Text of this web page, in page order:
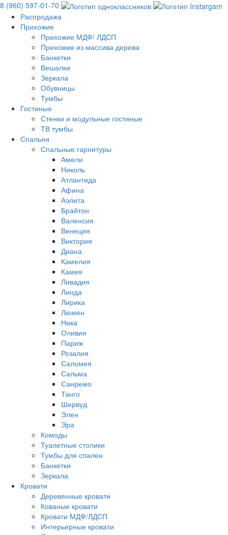
8 (960) 597-01-70
Распродажа
Прихожие
Прихожие МДФ/ ЛДСП
Прихожие из массива дерева
Банкетки
Вешалки
Зеркала
Обувницы
Тумбы
Гостиные
Стенки и модульные гостиные
ТВ тумбы
Спальни
Спальные гарнитуры
Амели
Николь
Атлантида
Афина
Аэлита
Брайтон
Валенсия
Венеция
Виктория
Диана
Камелия
Камея
Ливадия
Линда
Лирика
Люмен
Ника
Оливия
Париж
Розалия
Саломея
Сальма
Санремо
Танго
Шервуд
Элен
Эра
Комоды
Туалетные столики
Тумбы для спален
Банкетки
Зеркала
Кровати
Деревянные кровати
Кованые кровати
Кровати МДФ/ЛДСП
Интерьерные кровати